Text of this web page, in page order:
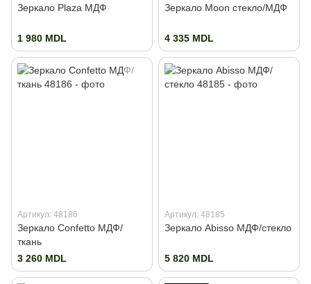
Зеркало Plaza МДФ
1 980 MDL
Зеркало Moon стекло/МДФ
4 335 MDL
Артикул: 48186
Зеркало Confetto МДФ/
ткань
3 260 MDL
Артикул: 48185
Зеркало Abisso МДФ/стекло
5 820 MDL